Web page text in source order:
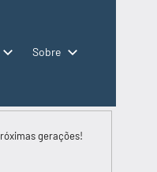
Sobre
gerações!